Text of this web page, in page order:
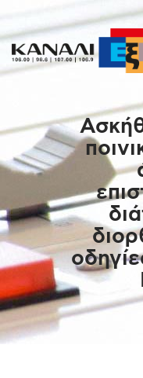
Εκπομπές
Στον
Ένθετα
Ποιοι